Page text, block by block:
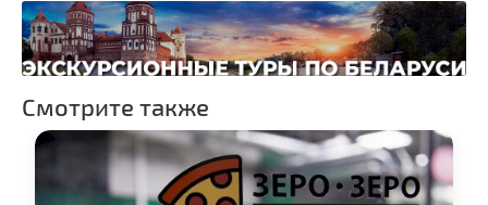
Пассажирские
перевозки
Fast-food
Гражданская
архитектура
Замки и дворцы
Церкви
Смотрите также